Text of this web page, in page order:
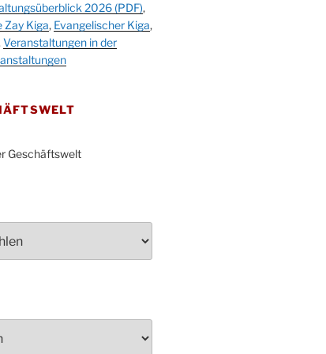
im Stadtteilhaus
Cafe XXS
im Stadtteilhaus um
zum Reformationstag in der
Uhr
Orchester im
2026 (PDF),
Zay Kiga, Evangelischer Kiga,
Veranstaltungen in der
Geschäftswelt